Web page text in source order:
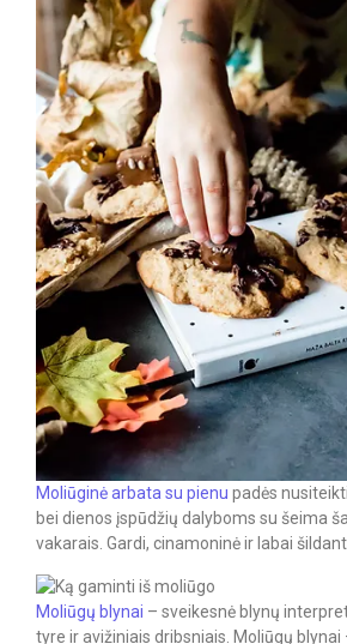
Moliūginė arbata su pienu padės
bei dienos įspūdžių dalyboms su šeima
vakarais. Gardi, cinamoninė ir labai
Moliūgų blynai – sveikesnė blynų
tyre ir avižiniais dribsniais. Moliūgų blynai